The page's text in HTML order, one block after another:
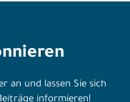
an und lassen Sie sich
informieren!